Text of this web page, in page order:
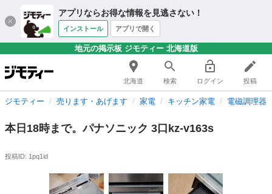
アプリならお得な情報を見逃さない！
インストール アプリで開く
地元の掲示板 ジモティー 北海道版
北海道 検索 ログイン 投稿
ジモティー 売ります・あげます 家電 キッチン家電 電磁調理器
本日18時まで。パナソニック 3口kz-v163s
投稿ID: 1pq1id